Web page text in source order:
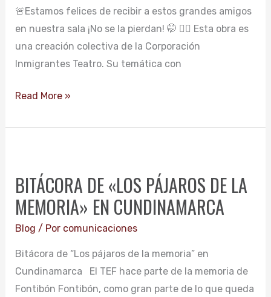
🚨Estamos felices de recibir a estos grandes amigos
en nuestra sala ¡No se la pierdan! 🤭 👉🏻 Esta obra es
una creación colectiva de la Corporación
Inmigrantes Teatro. Su temática con
Read More »
BITÁCORA DE «LOS PÁJAROS DE LA
MEMORIA» EN CUNDINAMARCA
Blog / Por comunicaciones
Bitácora de “Los pájaros de la memoria” en
Cundinamarca El TEF hace parte de la memoria de
Fontibón Fontibón, como gran parte de lo que queda
«LOS
PÁJAROS
MEMORIA»
EN
CUNDINAMARCA